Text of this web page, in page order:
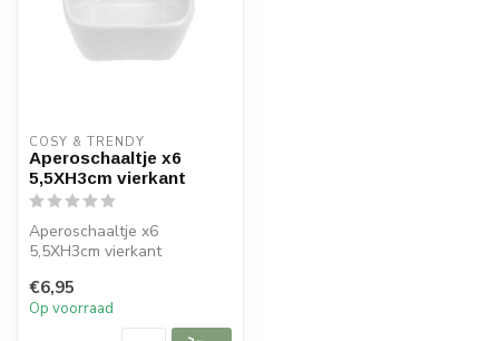
COSY & TRENDY
Aperoschaaltje x6
5,5XH3cm vierkant
Aperoschaaltje x6
5,5XH3cm vierkant
€6,95
Op voorraad